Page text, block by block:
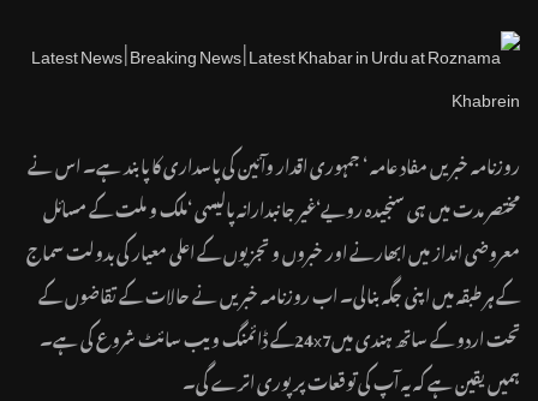
روزنامہ خبریں مفاد عامہ ‘ جمہوری اقدار وآئین کی پاسداری کا پابند ہے۔ اس نے
مختصر مدت میں ہی سنجیدہ رویے‘غیر جانبدارانہ پالیسی ‘ملک و ملت کے مسائل
معروضی انداز میں ابھارنے اور خبروں و تجزیوں کے اعلی معیار کی بدولت سماج
کے ہر طبقہ میں اپنی جگہ بنالی۔ اب روزنامہ خبریں نے حالات کے تقاضوں کے
تحت اردو کے ساتھ ہندی میں24x7کے ڈائمنگ ویب سائٹ شروع کی ہے۔
ہمیں یقین ہے کہ یہ آپ کی توقعات پر پوری اترے گی۔